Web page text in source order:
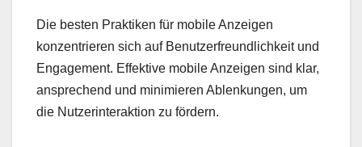
Die besten Praktiken für mobile Anzeigen
konzentrieren sich auf Benutzerfreundlichkeit und
Engagement. Effektive mobile Anzeigen sind klar,
ansprechend und minimieren Ablenkungen, um
die Nutzerinteraktion zu fördern.